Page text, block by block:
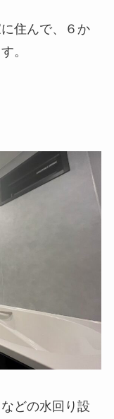
住んで、６か
。
どの水回り設